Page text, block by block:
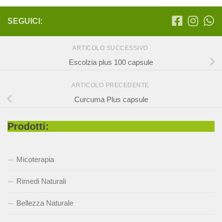
SEGUICI:
ARTICOLO SUCCESSIVO
Escolzia plus 100 capsule
ARTICOLO PRECEDENTE
Curcuma Plus capsule
Prodotti:
Micoterapia
Rimedi Naturali
Bellezza Naturale